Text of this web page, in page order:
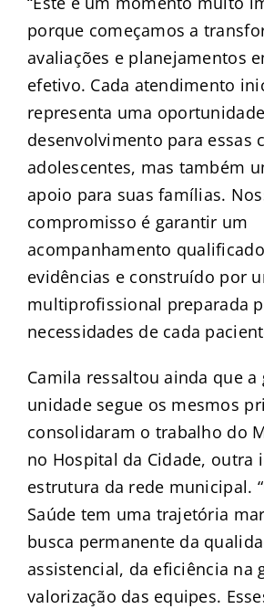
porque começamos a
avaliações e planejamentos
efetivo. Cada atendimento
representa uma
desenvolvimento para essas
adolescentes, mas também
apoio para suas famílias.
compromisso é garantir um
acompanhamento
evidências e construído por
multiprofissional preparada
necessidades de cada
Camila ressaltou ainda que a
unidade segue os mesmos
consolidaram o trabalho do
no Hospital da Cidade, outra
estrutura da rede municipal.
Saúde tem uma trajetória
busca permanente da
assistencial, da eficiência na
valorização das equipes.